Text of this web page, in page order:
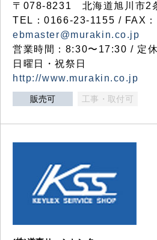
〒078-8231 北海道旭川市2
TEL：0166-23-1155 / FAX
ebmaster@murakin.co.jp
営業時間：8:30〜17:30 / 定休
日曜日・祝祭日
http://www.murakin.co.jp
販売可 工事・取付可